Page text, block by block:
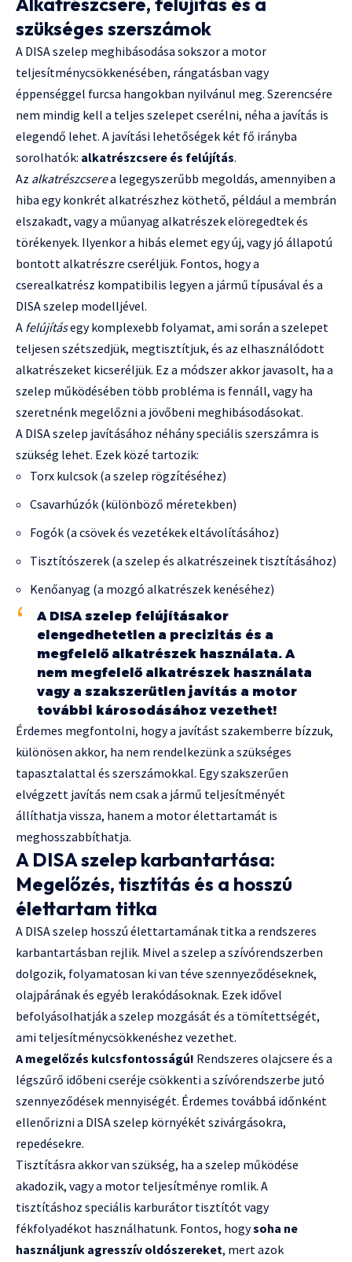
szükséges szerszámok
A DISA szelep meghibásodása sokszor a motor
teljesítménycsökkenésében, rángatásban vagy
éppenséggel furcsa hangokban nyilvánul meg. Szerencsére
nem mindig kell a teljes szelepet cserélni, néha a javítás is
elegendő lehet. A javítási lehetőségek két fő irányba
sorolhatók: alkatrészcsere és felújítás.
Az alkatrészcserea legegyszerűbb megoldás, amennyiben a
hiba egy konkrét alkatrészhez köthető, például a membrán
elszakadt, vagy a műanyag alkatrészek elöregedtek és
törékenyek. Ilyenkor a hibás elemet egy új, vagy jó állapotú
bontott alkatrészre cseréljük. Fontos, hogy a
cserealkatrész kompatibilis legyen a jármű típusával és a
DISA szelep modelljével.
A felújításegy komplexebb folyamat, ami során a szelepet
teljesen szétszedjük, megtisztítjuk, és az elhasználódott
alkatrészeket kicseréljük. Ez a módszer akkor javasolt, ha a
szelep működésében több probléma is fennáll, vagy ha
szeretnénk megelőzni a jövőbeni meghibásodásokat.
A DISA szelep javításához néhány speciális szerszámra is
szükség lehet. Ezek közé tartozik:
Torx kulcsok (a szelep rögzítéséhez)
Csavarhúzók (különböző méretekben)
Fogók (a csövek és vezetékek eltávolításához)
Tisztítószerek (a szelep és alkatrészeinek tisztításához)
Kenőanyag (a mozgó alkatrészek kenéséhez)
A DISA szelep felújításakor
elengedhetetlen a precizitás és a
megfelelő alkatrészek használata. A
nem megfelelő alkatrészek használata
vagy a szakszerűtlen javítás a motor
további károsodásához vezethet!
Érdemes megfontolni, hogy a javítást szakemberre bízzuk,
különösen akkor, ha nem rendelkezünk a szükséges
tapasztalattal és szerszámokkal. Egy szakszerűen
elvégzett javítás nem csak a jármű teljesítményét
állíthatja vissza, hanem a motor élettartamát is
meghosszabbíthatja.
A DISA szelep karbantartása:
Megelőzés, tisztítás és a hosszú
élettartam titka
A DISA szelep hosszú élettartamának titka a rendszeres
karbantartásban rejlik. Mivel a szelep a szívórendszerben
dolgozik, folyamatosan ki van téve szennyeződéseknek,
olajpárának és egyéb lerakódásoknak. Ezek idővel
befolyásolhatják a szelep mozgását és a tömítettségét,
ami teljesítménycsökkenéshez vezethet.
A megelőzés kulcsfontosságú! Rendszeres olajcsere és a
légszűrő időbeni cseréje csökkenti a szívórendszerbe jutó
szennyeződések mennyiségét. Érdemes továbbá időnként
ellenőrizni a DISA szelep környékét szivárgásokra,
repedésekre.
Tisztításra akkor van szükség, ha a szelep működése
akadozik, vagy a motor teljesítménye romlik. A
tisztításhoz speciális karburátor tisztítót vagy
fékfolyadékot használhatunk. Fontos, hogysoha ne
használjunk agresszív oldószereket, mert azok